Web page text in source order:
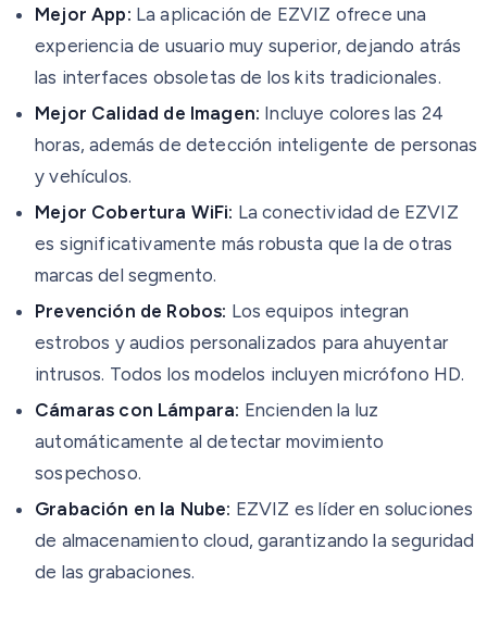
Mejor App: La aplicación de EZVIZ ofrece una
experiencia de usuario muy superior, dejando atrás
las interfaces obsoletas de los kits tradicionales.
Mejor Calidad de Imagen: Incluye colores las 24
horas, además de detección inteligente de personas
y vehículos.
Mejor Cobertura WiFi: La conectividad de EZVIZ
es significativamente más robusta que la de otras
marcas del segmento.
Prevención de Robos: Los equipos integran
estrobos y audios personalizados para ahuyentar
intrusos. Todos los modelos incluyen micrófono HD.
Cámaras con Lámpara: Encienden la luz
automáticamente al detectar movimiento
sospechoso.
Grabación en la Nube: EZVIZ es líder en soluciones
de almacenamiento cloud, garantizando la seguridad
de las grabaciones.